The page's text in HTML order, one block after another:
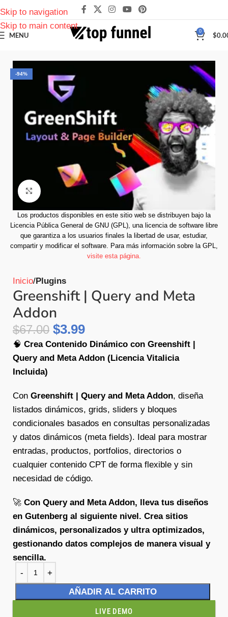
Skip to navigation
Skip to main content
MENU 0 $
-94%
Click to enlarge
Los productos disponibles en este sitio web se distribuyen bajo la
Licencia Pública General de GNU (GPL), una licencia de software libre
que garantiza a los usuarios finales la libertad de usar, estudiar,
compartir y modificar el software. Para más información sobre la GPL,
visite esta página.
Inicio Plugins
Greenshift | Query and Meta
Addon
$67.00 $3.99
🧠 Crea Contenido Dinámico con Greenshift |
Query and Meta Addon (Licencia Vitalicia
Incluida)
Con Greenshift | Query and Meta Addon, diseña
listados dinámicos, grids, sliders y bloques
condicionales basados en consultas personalizadas
y datos dinámicos (meta fields). Ideal para mostrar
entradas, productos, portfolios, directorios o
cualquier contenido CPT de forma flexible y sin
necesidad de código.
🚀 Con Query and Meta Addon, lleva tus diseños
en Gutenberg al siguiente nivel. Crea sitios
dinámicos, personalizados y ultra optimizados,
gestionando datos complejos de manera visual y
sencilla.
AÑADIR AL CARRITO
LIVE DEMO